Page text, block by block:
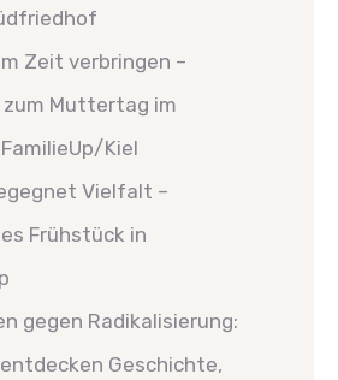
Zeit verbringen –
Muttertag im
Kiel
Vielfalt –
Frühstück in
gegen Radikalisierung:
Geschichte,